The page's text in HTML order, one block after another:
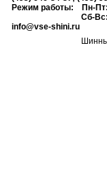
Режим работы: Пн-
Сб-Вс:
info@vse-shini.ru